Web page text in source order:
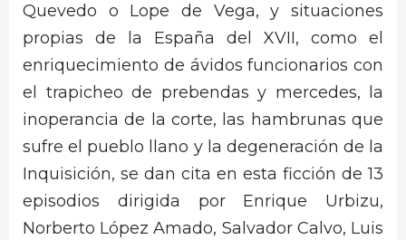
Quevedo o Lope de Vega, y situaciones
propias de la España del XVII, como el
enriquecimiento de ávidos funcionarios con
el trapicheo de prebendas y mercedes, la
inoperancia de la corte, las hambrunas que
sufre el pueblo llano y la degeneración de la
Inquisición, se dan cita en esta ficción de 13
episodios dirigida por Enrique Urbizu,
Norberto López Amado, Salvador Calvo, Luis